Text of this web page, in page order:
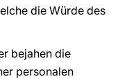
die Würde des
bejahen die
personalen